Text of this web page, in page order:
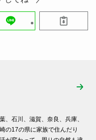
、石川、滋賀、奈良、兵庫、
の17の県に家族で住んだり